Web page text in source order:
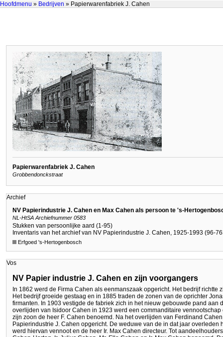
Hoofdmenu » Bedrijven » Papierwarenfabriek J. Cahen
Papierwarenfabriek J. Cahen
Grobbendonckstraat
Archief
NV Papierindustrie J. Cahen en Max Cahen als persoon te 's-
NL-HtSA Archiefnummer 0583
Stukken van persoonlijke aard (1-95)
Inventaris van het archief van NV Papierindustrie J. Cahen, 1925-1993 (96-
Erfgoed 's-Hertogenbosch
Vos
NV Papier industrie J. Cahen en zijn voorgangers
In 1862 werd de Firma Cahen als eenmanszaak opgericht. Het bedrijf richtte
Het bedrijf groeide gestaag en in 1885 traden de zonen van de oprichter
firmanten. In 1903 vestigde de fabriek zich in het nieuw gebouwde pand aan
overlijden van Isidoor Cahen in 1923 werd een commanditaire
zijn zoon de heer F. Cahen benoemd. Na het overlijden van Ferdinand
Papierindustrie J. Cahen opgericht. De weduwe van de in dat jaar overleden
werd hiervan vennoot en de heer Ir. Max Cahen directeur. Tot